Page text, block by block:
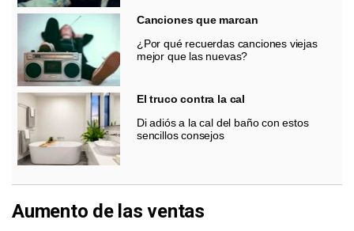
Canciones que marcan
¿Por qué recuerdas canciones viejas
mejor que las nuevas?
El truco contra la cal
Di adiós a la cal del baño con estos
sencillos consejos
Aumento de las ventas